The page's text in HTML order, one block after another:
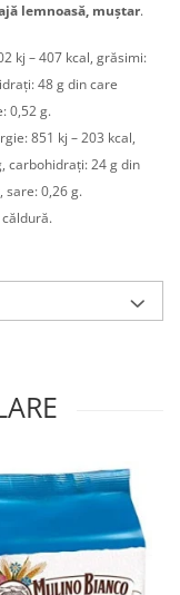
lemnoasă, muștar.
kj – 407 kcal, grăsimi:
48 g din care
0,52 g.
851 kj – 203 kcal,
carbohidrați: 24 g din
sare: 0,26 g.